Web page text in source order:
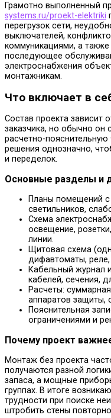
Грамотно выполненный
systems.ru/proekt-elektriki
перегрузок сети,
выключателей,
коммуникациями, а
последующее
электроснабжения
монтажникам.
Что включает в
Состав проекта зависит
заказчика, но обычно он
расчетно-
решения однозначно,
и переделок.
Основные разделы и
Планы помещений с
светильников,
Схема
освещение,
линии.
Щитовая схема
дифавтоматы,
Кабельный журнал
кабелей, сечения,
Расчеты:
аппаратов защиты,
Пояснительная
ограничениями и
Почему проект
Монтаж без проекта
получаются разной
запаса, а мощные
группах. В итоге
трудности при поиске
штробить стены